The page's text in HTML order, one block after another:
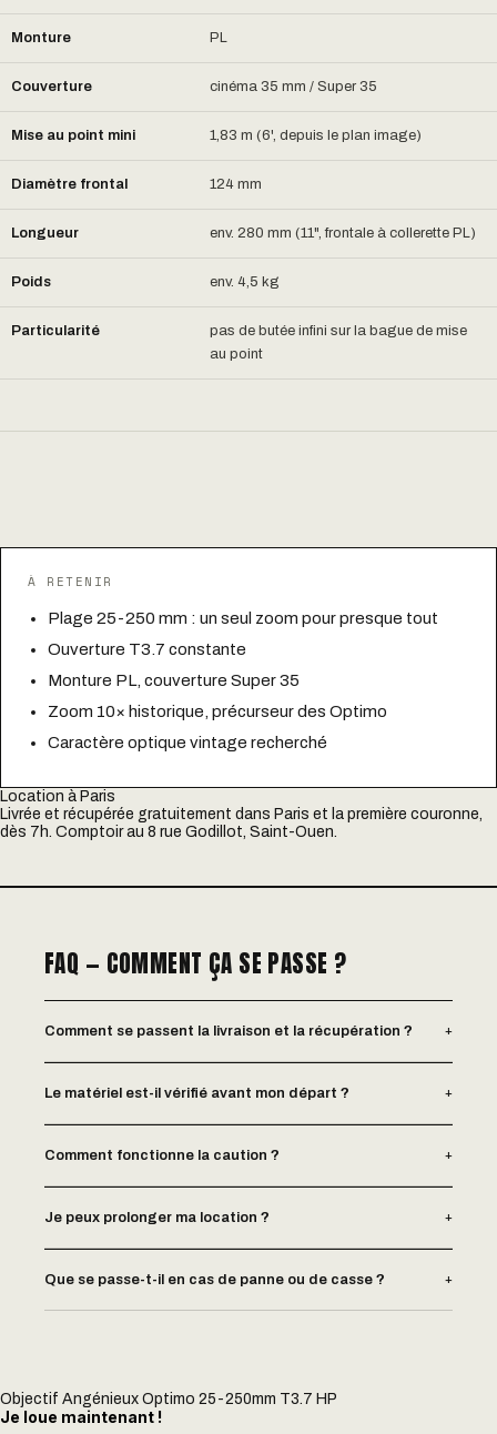
Monture PL
Couverture cinéma 35 mm / Super 35
Mise au point mini 1,83 m (6', depuis le plan image)
Diamètre frontal 124 mm
Longueur env. 280 mm (11", frontale à collerette PL)
Poids env. 4,5 kg
Particularité
pas de butée infini sur la bague de mise
au point
À RETENIR
Plage 25-250 mm : un seul zoom pour presque tout
Ouverture T3.7 constante
Monture PL, couverture Super 35
Zoom 10× historique, précurseur des Optimo
Caractère optique vintage recherché
Location à Paris
Livrée et récupérée gratuitement dans Paris et la première couronne,
dès 7h. Comptoir au 8 rue Godillot, Saint-Ouen.
FAQ — COMMENT ÇA SE PASSE ?
Comment se passent la livraison et la récupération ? +
Le matériel est-il vérifié avant mon départ ? +
Comment fonctionne la caution ? +
Je peux prolonger ma location ? +
Que se passe-t-il en cas de panne ou de casse ? +
Objectif Angénieux Optimo 25-250mm T3.7 HP
Je loue maintenant !